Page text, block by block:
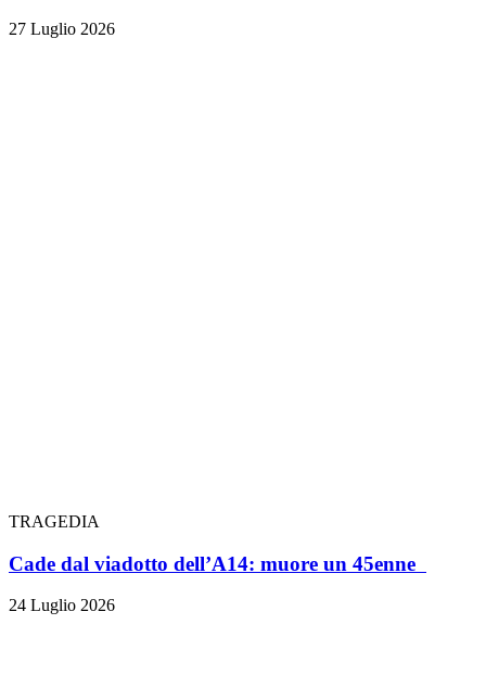
27 Luglio 2026
TRAGEDIA
Cade dal viadotto dell’A14: muore un 45enne
24 Luglio 2026